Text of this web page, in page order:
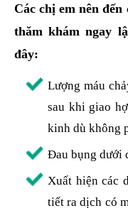
Các chị em nên đến
thăm khám ngay
đây:
Lượng máu
sau khi giao
kinh dù không
Đau bụng dưới
Xuất hiện các
tiết ra dịch có